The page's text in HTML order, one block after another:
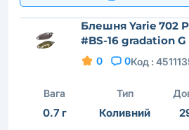
Блешня Yarie 702
#BS-16 gradation
0 0Код :
Вага
0.7 г
Тип
Коливний